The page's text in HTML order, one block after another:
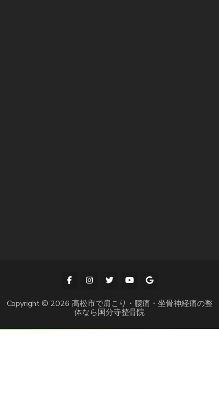
Copyright © 2026 高松市で肩こり・腰痛・坐骨神経痛の整
体なら国分寺整骨院